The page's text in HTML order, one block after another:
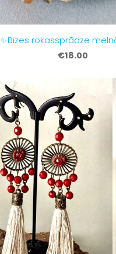
✨Bizes rokassprādze
€18.00